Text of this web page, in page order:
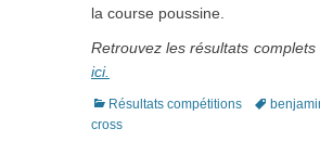
la course poussine.
Retrouvez les résultats complets
ici.
Catégories
Résultats compétitions Tags
cross